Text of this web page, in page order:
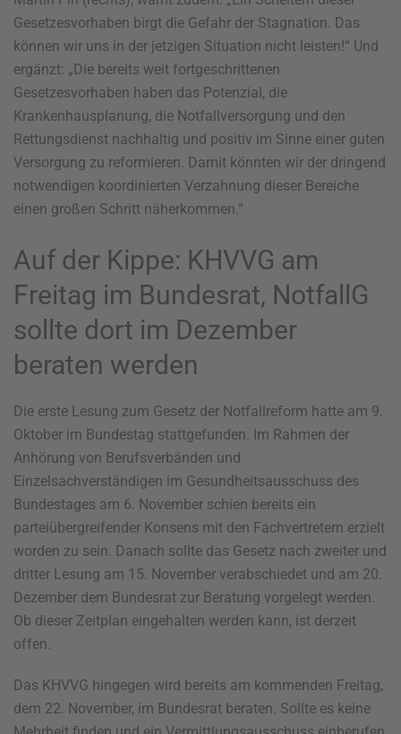
Gesetzesvorhaben birgt die Gefahr der Stagnation. Das
können wir uns in der jetzigen Situation nicht leisten!“ Und
ergänzt: „Die bereits weit fortgeschrittenen
Gesetzesvorhaben haben das Potenzial, die
Krankenhausplanung, die Notfallversorgung und den
Rettungsdienst nachhaltig und positiv im Sinne einer guten
Versorgung zu reformieren. Damit könnten wir der dringend
notwendigen koordinierten Verzahnung dieser Bereiche
einen großen Schritt näherkommen.“
Auf der Kippe: KHVVG am
Freitag im Bundesrat, NotfallG
sollte dort im Dezember
beraten werden
Die erste Lesung zum Gesetz der Notfallreform hatte am 9.
Oktober im Bundestag stattgefunden. Im Rahmen der
Anhörung von Berufsverbänden und
Einzelsachverständigen im Gesundheitsausschuss des
Bundestages am 6. November schien bereits ein
parteiübergreifender Konsens mit den Fachvertretern erzielt
worden zu sein. Danach sollte das Gesetz nach zweiter und
dritter Lesung am 15. November verabschiedet und am 20.
Dezember dem Bundesrat zur Beratung vorgelegt werden.
Ob dieser Zeitplan eingehalten werden kann, ist derzeit
offen.
Das KHVVG hingegen wird bereits am kommenden Freitag,
dem 22. November, im Bundesrat beraten. Sollte es keine